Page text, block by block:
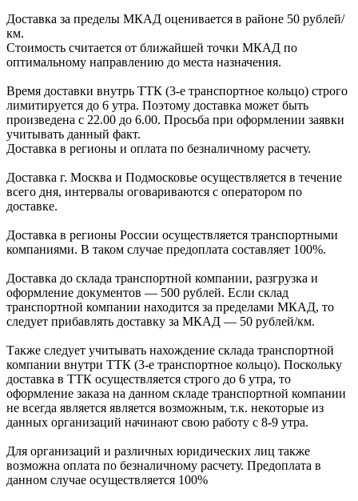
Доставка за пределы МКАД оценивается в районе 50 рублей/
км.
Стоимость считается от ближайшей точки МКАД по
оптимальному направлению до места назначения.
Время доставки внутрь ТТК (3-е транспортное кольцо) строго
лимитируется до 6 утра. Поэтому доставка может быть
произведена с 22.00 до 6.00. Просьба при оформлении заявки
учитывать данный факт.
Доставка в регионы и оплата по безналичному расчету.
Доставка г. Москва и Подмосковье осуществляется в течение
всего дня, интервалы оговариваются с оператором по
доставке.
Доcтавка в регионы России осуществляется транспортными
компаниями. В таком случае предоплата составляет 100%.
Доставка до склада транспортной компании, разгрузка и
оформление документов — 500 рублей. Если склад
транспортной компании находится за пределами МКАД, то
следует прибавлять доставку за МКАД — 50 рублей/км.
Также следует учитывать нахождение склада транспортной
компании внутри ТТК (3-е транспортное кольцо). Поскольку
доставка в ТТК осуществляется строго до 6 утра, то
оформление заказа на данном складе транспортной компании
не всегда является является возможным, т.к. некоторые из
данных организаций начинают свою работу с 8-9 утра.
Для организаций и различных юридических лиц также
возможна оплата по безналичному расчету. Предоплата в
данном случае осуществляется 100%